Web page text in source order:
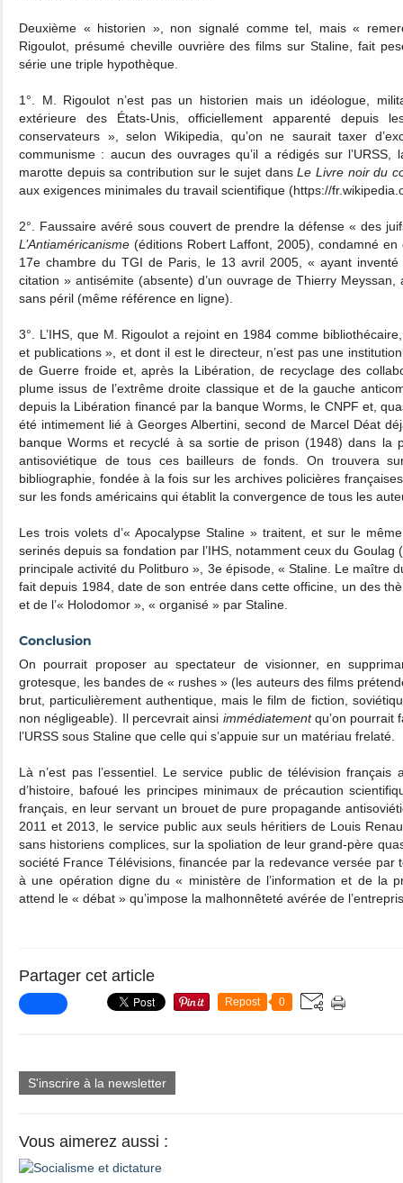
Deuxième « historien », non signalé comme tel, mais «
Rigoulot, présumé cheville ouvrière des films sur Staline, fait
série une triple hypothèque.
1°. M. Rigoulot n’est pas un historien mais un idéologue,
extérieure des États-Unis, officiellement apparenté depuis
conservateurs », selon Wikipedia, qu’on ne saurait taxer
communisme : aucun des ouvrages qu’il a rédigés sur
marotte depuis sa contribution sur le sujet dansLe Livre noir du
aux exigences minimales du travail scientifique (https://
2°. Faussaire avéré sous couvert de prendre la défense « des
L’Antiaméricanisme (éditions Robert Laffont, 2005), condamné
17e chambre du TGI de Paris, le 13 avril 2005, « ayant
citation » antisémite (absente) d’un ouvrage de Thierry
sans péril (même référence en ligne).
3°. L’IHS, que M. Rigoulot a rejoint en 1984 comme
et publications », et dont il est le directeur, n’est pas une
de Guerre froide et, après la Libération, de recyclage des
plume issus de l’extrême droite classique et de la gauche
depuis la Libération financé par la banque Worms, le CNPF et,
été intimement lié à Georges Albertini, second de Marcel Déat
banque Worms et recyclé à sa sortie de prison (1948) dans la
antisoviétique de tous ces bailleurs de fonds. On trouvera
bibliographie, fondée à la fois sur les archives policières
sur les fonds américains qui établit la convergence de tous les
Les trois volets d’« Apocalypse Staline » traitent, et sur le
serinés depuis sa fondation par l’IHS, notamment ceux du
principale activité du Politburo », 3e épisode, « Staline. Le maître
fait depuis 1984, date de son entrée dans cette officine, un des
et de l’« Holodomor », « organisé » par Staline.
Conclusion
On pourrait proposer au spectateur de visionner, en
grotesque, les bandes de « rushes » (les auteurs des films
brut, particulièrement authentique, mais le film de fiction,
non négligeable). Il percevrait ainsi immédiatementqu’on pourrait
l’URSS sous Staline que celle qui s’appuie sur un matériau frelaté.
Là n’est pas l’essentiel. Le service public de télévision
d’histoire, bafoué les principes minimaux de précaution
français, en leur servant un brouet de pure propagande
2011 et 2013, le service public aux seuls héritiers de Louis
sans historiens complices, sur la spoliation de leur grand-père
société France Télévisions, financée par la redevance versée par
à une opération digne du « ministère de l’information et de la
attend le « débat » qu’impose la malhonnêteté avérée de
Partager cet article
Repost 0
S'inscrire à la newsletter
Vous aimerez aussi :